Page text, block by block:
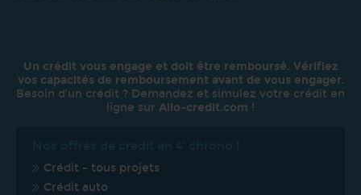
Un crédit vous engage et doit être remboursé. Vérifiez
vos capacités de remboursement avant de vous engager.
Besoin d'un crédit ? Demandez et simulez votre crédit en
ligne sur Allo-credit.com !
Crédit - tous projets
Crédit auto